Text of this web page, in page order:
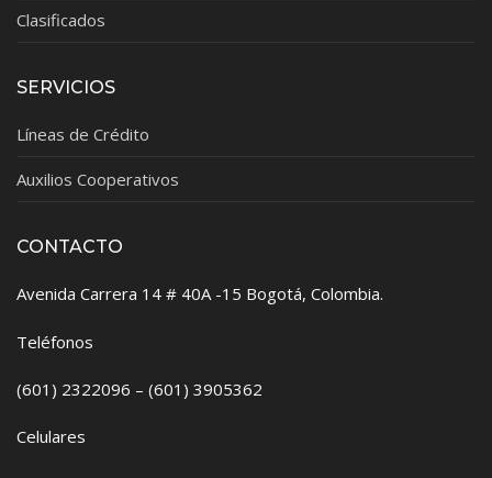
Clasificados
SERVICIOS
Líneas de Crédito
Auxilios Cooperativos
CONTACTO
Avenida Carrera 14 # 40A -15 Bogotá, Colombia.
Teléfonos
(601) 2322096 – (601) 3905362
Celulares